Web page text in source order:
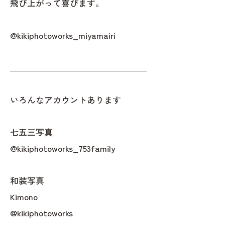
飛び上がって喜びます。
@kikiphotoworks_miyamairi
いろんなアカウントあります
七五三写真
@kikiphotoworks_753family
和装写真
Kimono
@kikiphotoworks